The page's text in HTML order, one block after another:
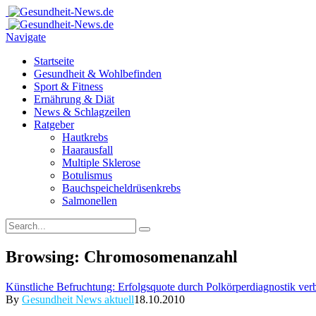
Navigate
Startseite
Gesundheit & Wohlbefinden
Sport & Fitness
Ernährung & Diät
News & Schlagzeilen
Ratgeber
Hautkrebs
Haarausfall
Multiple Sklerose
Botulismus
Bauchspeicheldrüsenkrebs
Salmonellen
Browsing: Chromosomenanzahl
Künstliche Befruchtung: Erfolgsquote durch Polkörperdiagnostik
By Gesundheit News aktuell18.10.2010